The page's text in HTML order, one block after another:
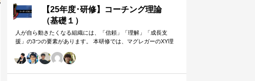
【25年度･研修】コーチング理論
（基礎１）
人が自ら動きたくなる組織には、「信頼」「理解」「成長支
援」の3つの要素があります。 本研修では、マグレガーのXY理
「人はなぜ動くのか」「どうすれば自ら動くようになるのか」